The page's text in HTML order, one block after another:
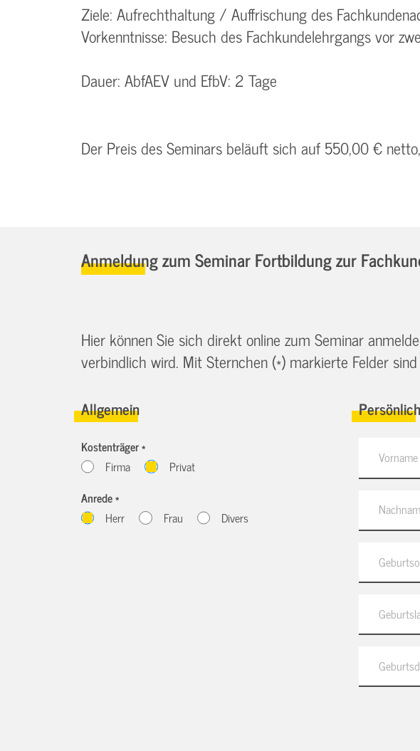
Ziele: Aufrechthaltung / Auffrischung des
Vorkenntnisse: Besuch des Fachkundelehrgangs vor
Dauer: AbfAEV und EfbV: 2 Tage
Der Preis des Seminars beläuft sich auf 550,00 €
Anmeldung zum Seminar Fortbildung zur
Hier können Sie sich direkt online zum Seminar
verbindlich wird. Mit Sternchen (*) markierte Felder
Allgemein
Kostenträger *
Firma
Privat
Anrede *
Herr
Frau Divers